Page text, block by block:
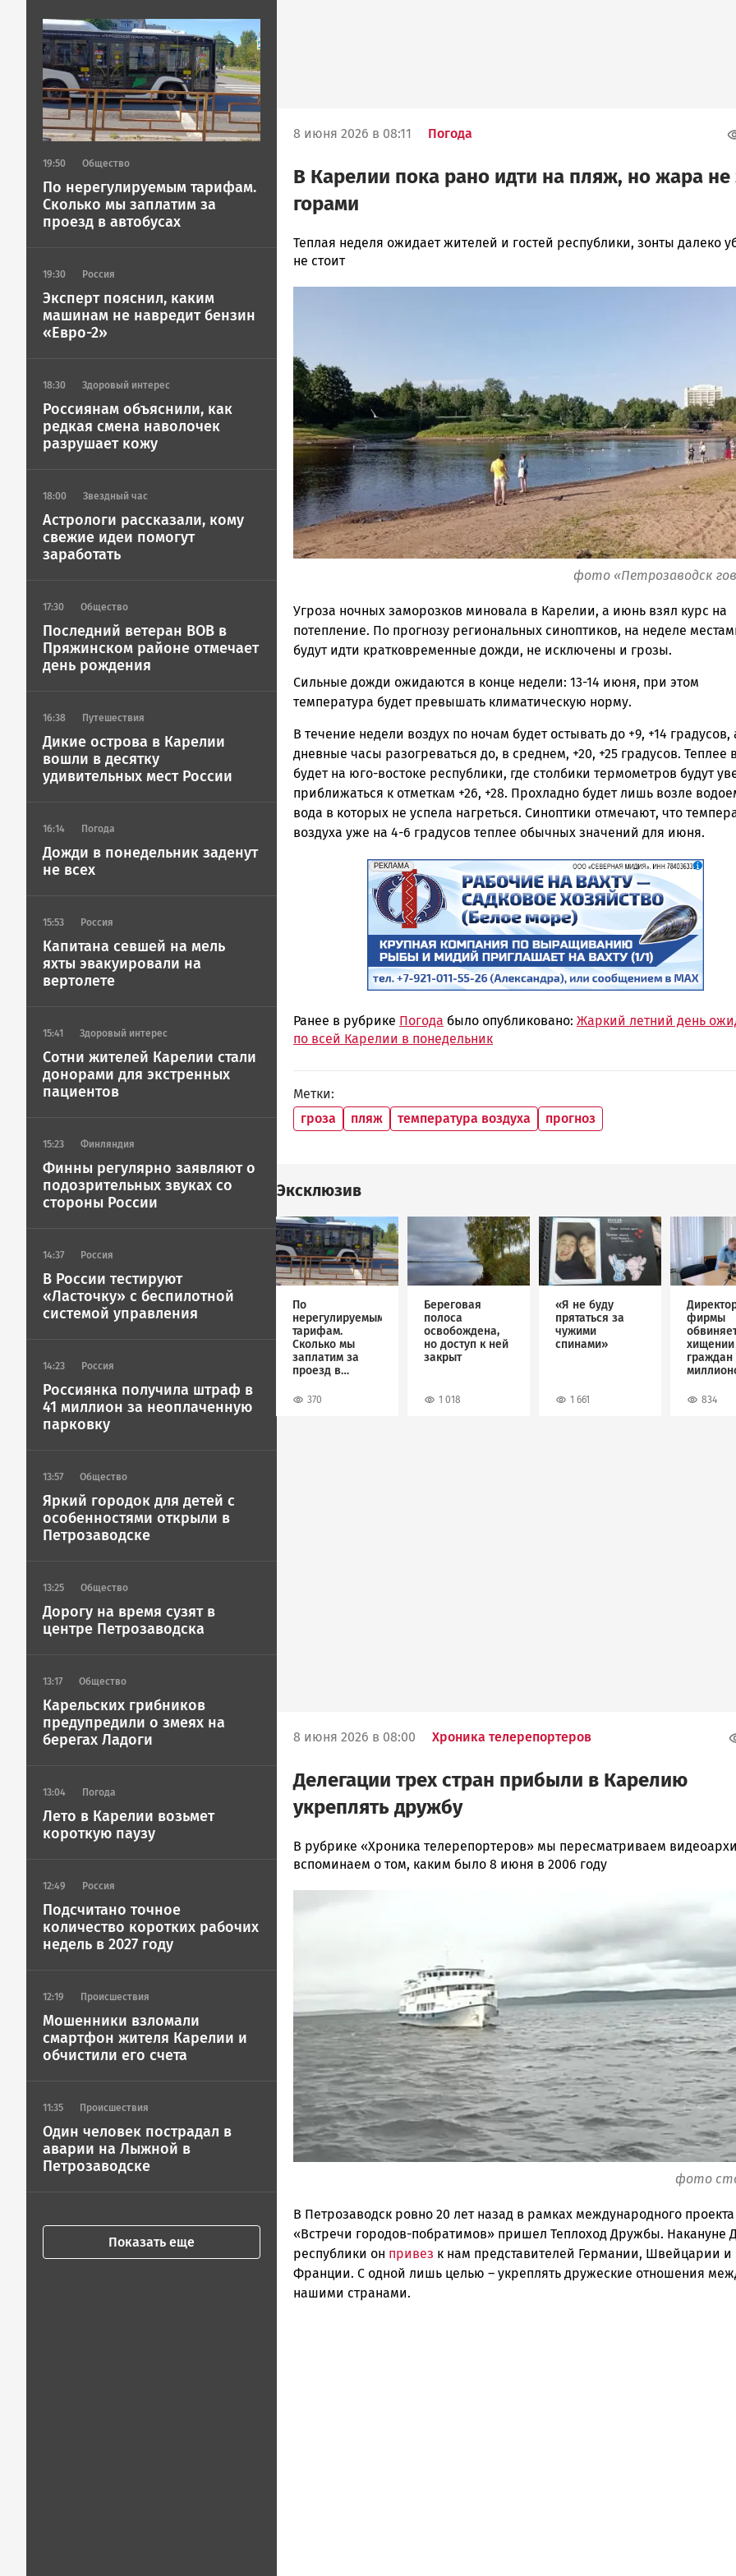
Image
19:50 Общество
По нерегулируемым тарифам.
Сколько мы заплатим за
проезд в автобусах
19:30 Россия
Эксперт пояснил, каким
машинам не навредит бензин
«Евро-2»
18:30 Здоровый интерес
Россиянам объяснили, как
редкая смена наволочек
разрушает кожу
18:00 Звездный час
Астрологи рассказали, кому
свежие идеи помогут
заработать
17:30 Общество
Последний ветеран ВОВ в
Пряжинском районе отмечает
день рождения
16:38 Путешествия
Дикие острова в Карелии
вошли в десятку
удивительных мест России
16:14 Погода
Дожди в понедельник заденут
не всех
15:53 Россия
Капитана севшей на мель
яхты эвакуировали на
вертолете
15:41 Здоровый интерес
Сотни жителей Карелии стали
донорами для экстренных
пациентов
15:23 Финляндия
Финны регулярно заявляют о
подозрительных звуках со
стороны России
14:37 Россия
В России тестируют
«Ласточку» с беспилотной
системой управления
14:23 Россия
Россиянка получила штраф в
41 миллион за неоплаченную
парковку
13:57 Общество
Яркий городок для детей с
особенностями открыли в
Петрозаводске
13:25 Общество
Дорогу на время сузят в
центре Петрозаводска
13:17 Общество
Карельских грибников
предупредили о змеях на
берегах Ладоги
13:04 Погода
Лето в Карелии возьмет
короткую паузу
12:49 Россия
Подсчитано точное
количество коротких рабочих
недель в 2027 году
12:19 Происшествия
Мошенники взломали
смартфон жителя Карелии и
обчистили его счета
11:35 Происшествия
Один человек пострадал в
аварии на Лыжной в
Петрозаводске
Показать еще
8 июня 2026 в 08:11 Погода
В Карелии пока рано идти на пляж, но жара не
горами
Ольга
Гаврилова
|
Петрозаводск
ГОВОРИТ
Теплая неделя ожидает жителей и гостей республики, зонты далеко
не стоит
фото «Петрозаводск
Угроза ночных заморозков миновала в Карелии, а июнь взял курс на
потепление. По прогнозу региональных синоптиков, на неделе
будут идти кратковременные дожди, не исключены и грозы.
Сильные дожди ожидаются в конце недели: 13-14 июня, при этом
температура будет превышать климатическую норму.
В течение недели воздух по ночам будет остывать до +9, +14 градусов,
дневные часы разогреваться до, в среднем, +20, +25 градусов. Теплее
будет на юго-востоке республики, где столбики термометров будут
приближаться к отметкам +26, +28. Прохладно будет лишь возле
вода в которых не успела нагреться. Синоптики отмечают, что
воздуха уже на 4-6 градусов теплее обычных значений для июня.
erid: 2SDnjf467GP
РЕКЛАМА
Реклама
Ранее в рубрике Погода было опубликовано: Жаркий летний день
по всей Карелии в понедельник
Метки
гроза
пляж температура воздуха прогноз
Эксклюзив
Image
По
нерегулируемым
тарифам.
Сколько мы
заплатим за
проезд в
370
Береговая
полоса
освобождена,
но доступ к ней
закрыт
1 018
Image
«Я не буду
прятаться за
чужими
спинами»
1 661
фирмы
хищении
граждан
834
8 июня 2026 в 08:00 Хроника телерепортеров
Делегации трех стран прибыли в Карелию
укреплять дружбу
Ольга
Гаврилова
В рубрике «Хроника телерепортеров» мы пересматриваем
вспоминаем о том, каким было 8 июня в 2006 году
фото
В Петрозаводск ровно 20 лет назад в рамках международного проекта
«Встречи городов-побратимов» пришел Теплоход Дружбы. Накануне
республики он привез к нам представителей Германии, Швейцарии и
Франции. С одной лишь целью – укреплять дружеские отношения
нашими странами.